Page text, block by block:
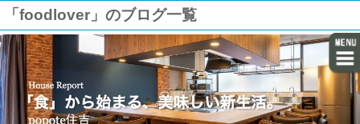
「foodlover」のブログ一覧